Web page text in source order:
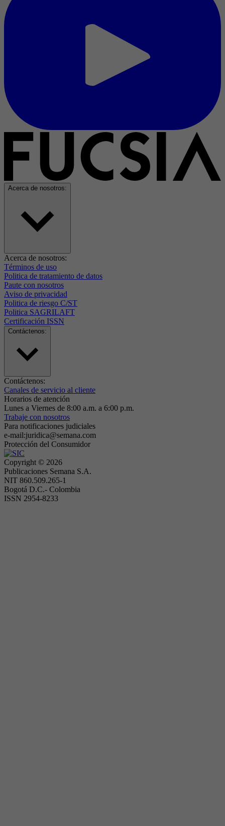
Acerca de nosotros:
Acerca de nosotros:
Términos de uso
Politica de tratamiento de datos
Paute con nosotros
Aviso de privacidad
Politica de riesgo C/ST
Politica SAGRILAFT
Certificación ISSN
Contáctenos:
Contáctenos:
Canales de servicio al cliente
Horarios de atención
Lunes a Viernes de 8:00 a.m. a 6:00 p.m.
Trabaje con nosotros
Para notificaciones judiciales
e-mail:juridica@semana.com
Protección del Consumidor
Copyright © 2026
Publicaciones Semana S.A.
NIT 860.509.265-1
Bogotá D.C.- Colombia
ISSN 2954-8233